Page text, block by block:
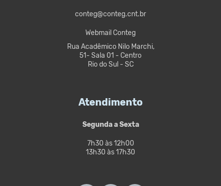
conteg@conteg.cnt.br
Webmail Conteg
Rua Acadêmico Nilo Marchi,
51- Sala 01 - Centro
Rio do Sul - SC
Atendimento
Segunda a Sexta
7h30 às 12h00
13h30 às 17h30